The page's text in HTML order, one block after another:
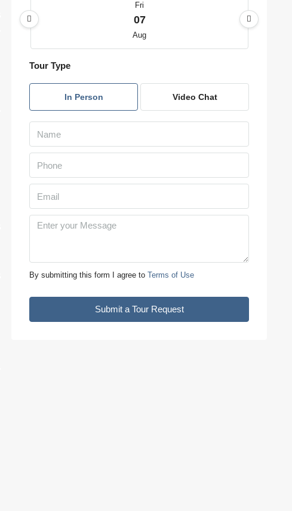
Fri
07
Aug
08
09
10
11
Wed
Tour Type
In Person Video Chat
By submitting this form I agree to Terms of Use
Submit a Tour Request